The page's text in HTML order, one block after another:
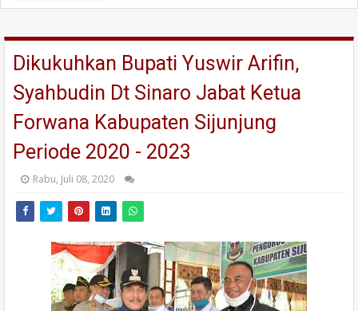
Dikukuhkan Bupati Yuswir Arifin,
Syahbudin Dt Sinaro Jabat Ketua
Forwana Kabupaten Sijunjung
Periode 2020 - 2023
Rabu, Juli 08, 2020